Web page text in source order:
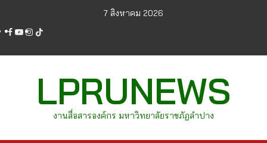
content
7 สิงหาคม 2026
facebook
youtube
instagram
tiktok
LPRUNEWS
งานสื่อสารองค์กร มหาวิทยาลัยราชภัฏลำปาง